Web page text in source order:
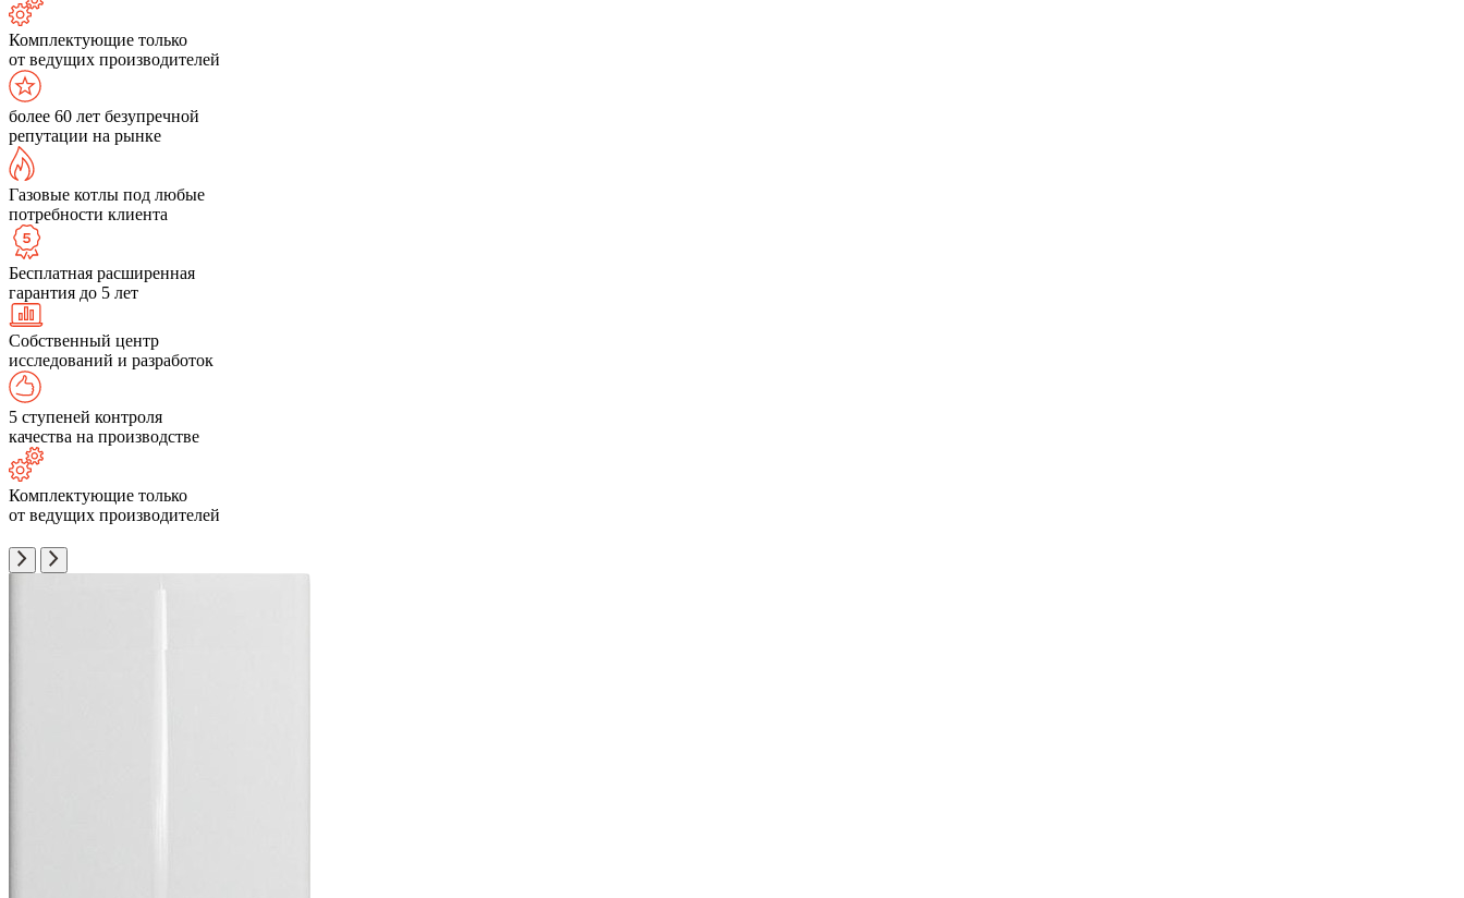
Комплектующие только
от ведущих производителей
более 60 лет безупречной
репутации на рынке
Газовые котлы под любые
потребности клиента
Бесплатная расширенная
гарантия до 5 лет
Собственный центр
исследований и разработок
5 ступеней контроля
качества на производстве
Комплектующие только
от ведущих производителей